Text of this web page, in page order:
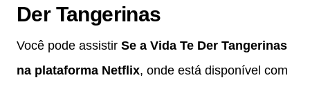
Der Tangerinas
Você pode assistir Se a Vida Te Der Tangerinas
na plataforma Netflix, onde está disponível com